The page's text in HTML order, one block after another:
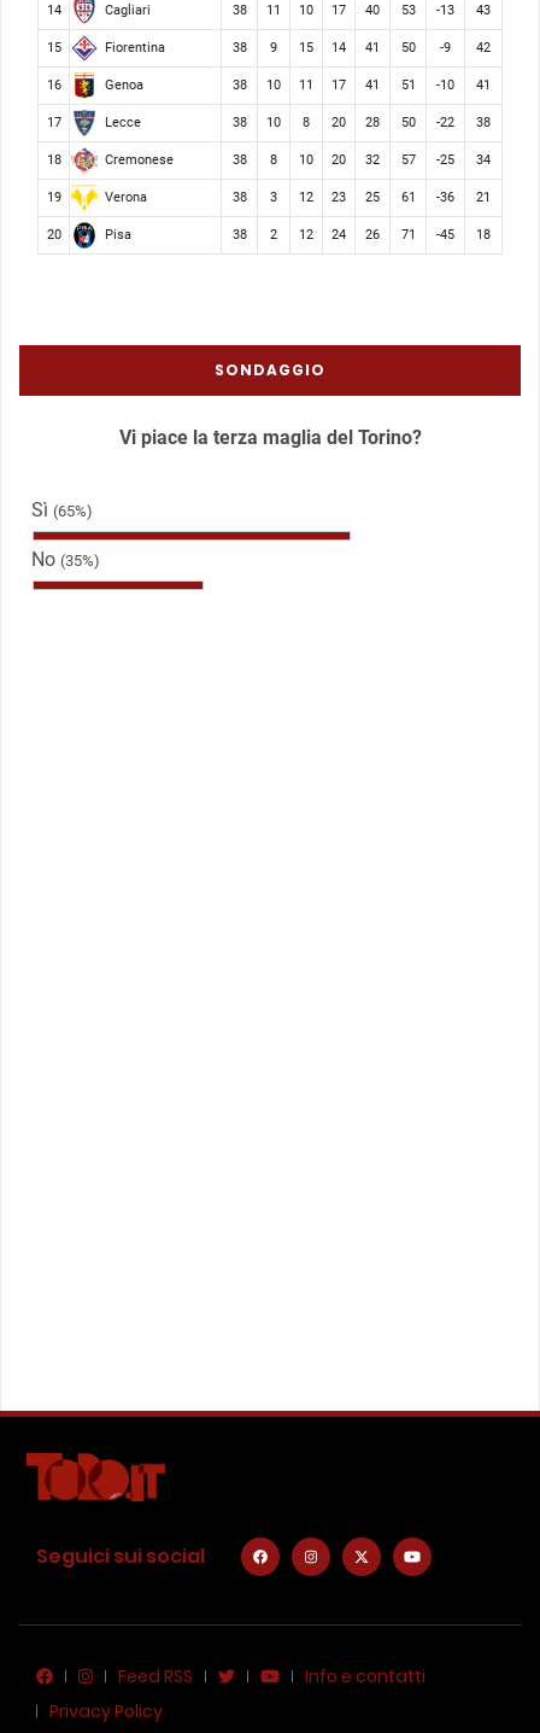
14 Cagliari 38 11 10 17 40 53 -13 43
15 Fiorentina 38 9 15 14 41 50 -9 42
16 Genoa 38 10 11 17 41 51 -10 41
17 Lecce 38 10 8 20 28 50 -22 38
18 Cremonese 38 8 10 20 32 57 -25 34
19 Verona 38 3 12 23 25 61 -36 21
20 Pisa 38 2 12 24 26 71 -45 18
SONDAGGIO
Vi piace la terza maglia del Torino?
Sì (65%)
No (35%)
Seguici sui social
Feed RSS
Info e contatti
Privacy Policy